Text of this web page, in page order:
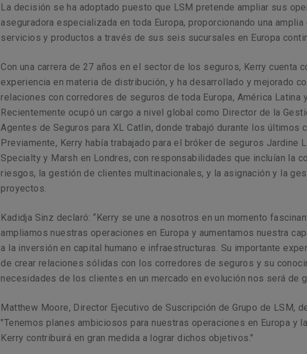
La decisión se ha adoptado puesto que LSM pretende ampliar sus
aseguradora especializada en toda Europa, proporcionando una amplia
servicios y productos a través de sus seis sucursales en Europa
Con una carrera de 27 años en el sector de los seguros, Kerry cuenta
experiencia en materia de distribución, y ha desarrollado y mejorado
relaciones con corredores de seguros de toda Europa, América Latina
Recientemente ocupó un cargo a nivel global como Director de la
Agentes de Seguros para XL Catlin, donde trabajó durante los últimos
Previamente, Kerry había trabajado para el bróker de seguros Jardine
Specialty y Marsh en Londres, con responsabilidades que incluían la
riesgos, la gestión de clientes multinacionales, y la asignación y la
proyectos.
Kadidja Sinz declaró: “Kerry se une a nosotros en un momento
ampliamos nuestras operaciones en Europa y aumentamos nuestra
a la inversión en capital humano e infraestructuras. Su importante
de crear relaciones sólidas con los corredores de seguros y su
necesidades de los clientes en un mercado en evolución nos será de
Matthew Moore, Director Ejecutivo de Suscripción de Grupo de LSM,
"Tenemos planes ambiciosos para nuestras operaciones en Europa y
Kerry contribuirá en gran medida a lograr dichos objetivos."